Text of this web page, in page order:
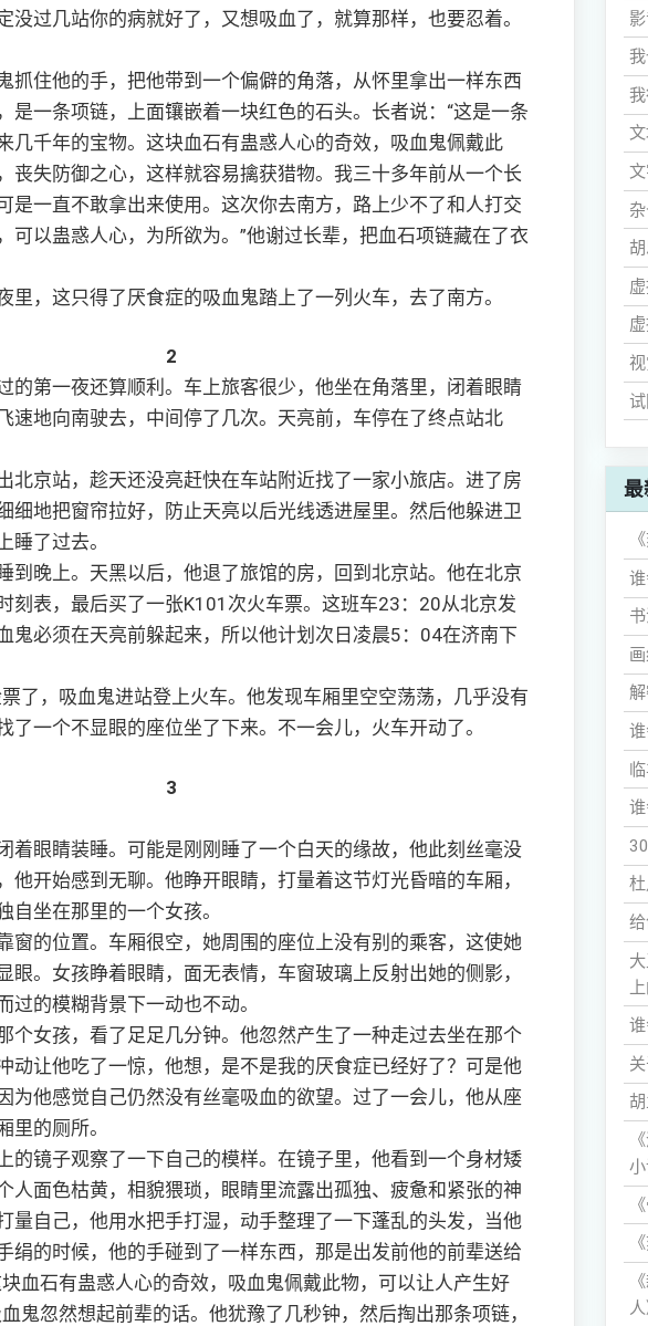
没过几站你的病就好了，又想吸血了，就算那样，也要忍着。
住他的手，把他带到一个偏僻的角落，从怀里拿出一样东西
是一条项链，上面镶嵌着一块红色的石头。长者说：“这是一条
几千年的宝物。这块血石有蛊惑人心的奇效，吸血鬼佩戴此
丧失防御之心，这样就容易擒获猎物。我三十多年前从一个长
是一直不敢拿出来使用。这次你去南方，路上少不了和人打交
可以蛊惑人心，为所欲为。”他谢过长辈，把血石项链藏在了衣
，这只得了厌食症的吸血鬼踏上了一列火车，去了南方。
2
第一夜还算顺利。车上旅客很少，他坐在角落里，闭着眼睛
速地向南驶去，中间停了几次。天亮前，车停在了终点站北
京站，趁天还没亮赶快在车站附近找了一家小旅店。进了房
细地把窗帘拉好，防止天亮以后光线透进屋里。然后他躲进卫
睡了过去。
晚上。天黑以后，他退了旅馆的房，回到北京站。他在北京
刻表，最后买了一张K101次火车票。这班车23：20从北京发
鬼必须在天亮前躲起来，所以他计划次日凌晨5：04在济南下
，吸血鬼进站登上火车。他发现车厢里空空荡荡，几乎没有
了一个不显眼的座位坐了下来。不一会儿，火车开动了。
3
眼睛装睡。可能是刚刚睡了一个白天的缘故，他此刻丝毫没
他开始感到无聊。他睁开眼睛，打量着这节灯光昏暗的车厢，
自坐在那里的一个女孩。
的位置。车厢很空，她周围的座位上没有别的乘客，这使她
眼。女孩睁着眼睛，面无表情，车窗玻璃上反射出她的侧影，
过的模糊背景下一动也不动。
女孩，看了足足几分钟。他忽然产生了一种走过去坐在那个
动让他吃了一惊，他想，是不是我的厌食症已经好了？可是他
为他感觉自己仍然没有丝毫吸血的欲望。过了一会儿，他从座
里的厕所。
镜子观察了一下自己的模样。在镜子里，他看到一个身材矮
人面色枯黄，相貌猥琐，眼睛里流露出孤独、疲惫和紧张的神
量自己，他用水把手打湿，动手整理了一下蓬乱的头发，当他
绢的时候，他的手碰到了一样东西，那是出发前他的前辈送给
血石有蛊惑人心的奇效，吸血鬼佩戴此物，可以让人产生好
鬼忽然想起前辈的话。他犹豫了几秒钟，然后掏出那条项链，
最
人